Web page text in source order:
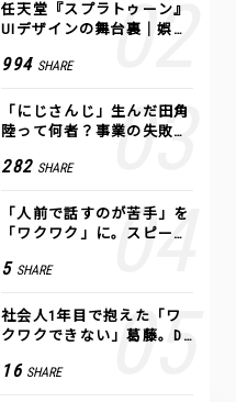
任天堂『スプラトゥーン』
UIデザインの舞台裏｜娯楽
994 SHARE
「にじさんじ」生んだ田角
陸って何者？事業の失敗
COLOR
282 SHARE
「人前で話すのが苦手」を
「ワクワク」に。スピーチ
方トレーニング」に込めた
5 SHARE
社会人1年目で抱えた「ワ
クワクできない」葛藤。De
つけた、私の生きる道
16 SHARE